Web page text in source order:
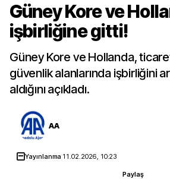
Güney Kore ve
işbirliğine gitti!
Güney Kore ve Hollanda,
güvenlik alanlarında işbirliğini
aldığını açıkladı.
AA
Yayınlanma 11.02.2026, 10:23
Paylaş